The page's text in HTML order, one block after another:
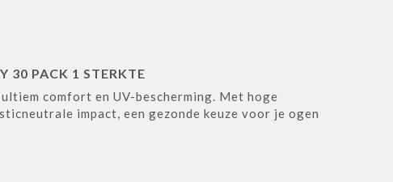
30 PACK 1 STERKTE
comfort en UV-bescherming. Met hoge
impact, een gezonde keuze voor je ogen